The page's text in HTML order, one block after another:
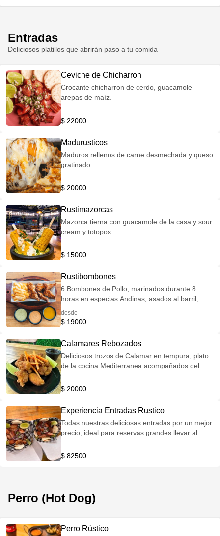
(brócoli-zanahoria-pimentón-zukini) EXTRAS
Caramelizado -Pico de gallo -Guacamole -
Maicitos -Aguacate -Frijol -Sour cream -Pepino
Marinado -Lechuga -Piña Caramelizada -Queso
Mozzarella -Jalapeños -Rallish (pepinillos dulces)
Cilantro -Puerro -Ajonjolí -Pimienta Roja BOWL
Entradas
Deliciosos platillos que abrirán paso a tu comida
Ceviche de Chicharron
Crocante chicharron de cerdo, guacamole,
arepas de maíz.
$ 22000
Madurusticos
Maduros rellenos de carne desmechada y queso
gratinado
$ 20000
Rustimazorcas
Mazorca tierna con guacamole de la casa y sour
cream y totopos.
$ 15000
Rustibombones
6 Bombones de Pollo, marinados durante 8
horas en especias Andinas, asados al barril,
que elijas
desde
$ 19000
Calamares Rebozados
Deliciosos trozos de Calamar en tempura, plato
de la cocina Mediterranea acompañados del
casa
$ 20000
Experiencia Entradas Rustico
Todas nuestras deliciosas entradas por un mejor
precio, ideal para reservas grandes llevar al
llega el plato fuerte. Ceviche de Chicharrón
$ 82500
Perro (Hot Dog)
Perro Rústico